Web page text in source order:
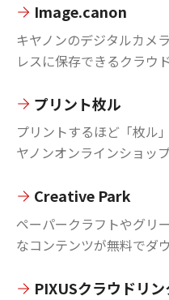
Image.canon
キヤノンのデジタルカメ
レスに保存できるクラウ
プリント枚ル
プリントするほど「枚ル
ヤノンオンラインショッ
Creative Park
ペーパークラフトやグリ
なコンテンツが無料でダ
PIXUSクラウドリン